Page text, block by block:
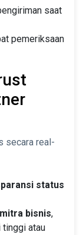
saat
pemeriksaan
secara real-
status
bisnis,
tinggi atau